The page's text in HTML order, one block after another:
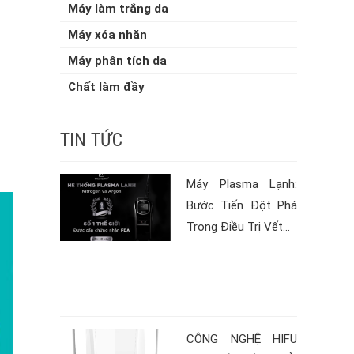
Máy làm trắng da
Máy xóa nhăn
Máy phân tích da
Chất làm đầy
TIN TỨC
Máy Plasma Lạnh:
Bước Tiến Đột Phá
Trong Điều Trị Vết...
CÔNG NGHỆ HIFU